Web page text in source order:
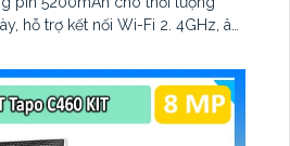
hỗ trợ kết nối Wi-Fi 2. 4GHz, âm